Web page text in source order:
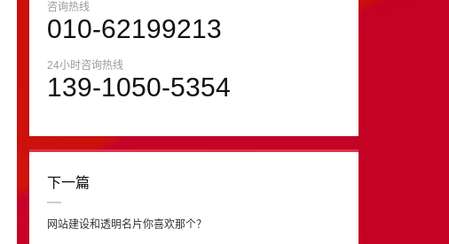
咨询热线
010-62199213
24小时咨询热线
139-1050-5354
下一篇
网站建设和透明名片你喜欢那个？